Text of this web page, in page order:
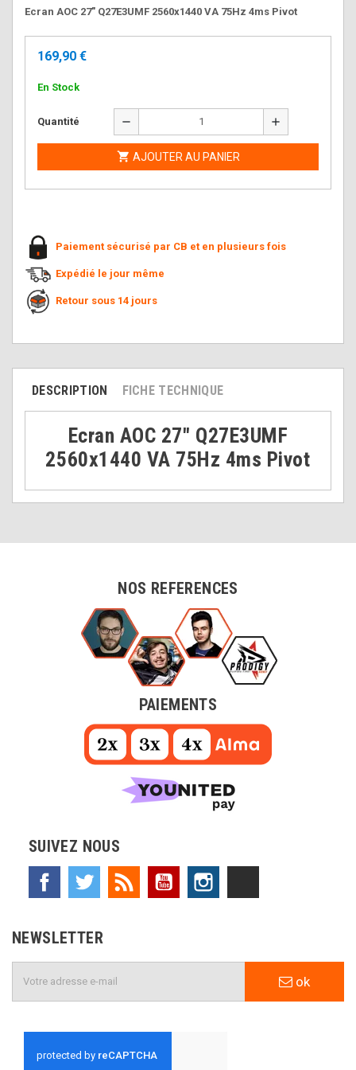
Ecran AOC 27" Q27E3UMF 2560x1440 VA 75Hz 4ms Pivot
169,90 €
En Stock
Quantité remove add
 AJOUTER AU PANIER
Paiement sécurisé par CB et en plusieurs fois
Expédié le jour même
Retour sous 14 jours
DESCRIPTION FICHE TECHNIQUE
Ecran AOC 27" Q27E3UMF
2560x1440 VA 75Hz 4ms Pivot
NOS REFERENCES
PAIEMENTS
SUIVEZ NOUS
Facebook Twitter Rss YouTube
NEWSLETTER
ok